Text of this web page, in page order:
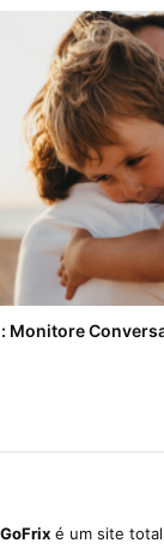
Monitore
GoFrix é um site